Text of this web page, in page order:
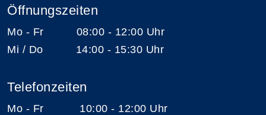
Öffnungszeiten
Mo - Fr 08:00 - 12:00 Uhr
Mi / Do 14:00 - 15:30 Uhr
Telefonzeiten
Mo - Fr 10:00 - 12:00 Uhr